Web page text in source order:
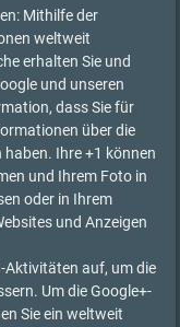
Mithilfe der
weltweit
erhalten Sie und
und unseren
dass Sie für
über die
haben. Ihre +1 können
und Ihrem Foto in
oder in Ihrem
und Anzeigen
Aktivitäten auf, um die
Um die Google+-
Sie ein weltweit